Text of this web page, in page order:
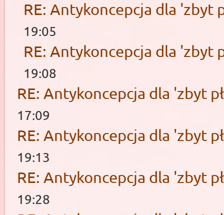
RE: Antykoncepcja dla 'zbyt
19:05
RE: Antykoncepcja dla 'zbyt
19:08
RE: Antykoncepcja dla 'zbyt
17:09
RE: Antykoncepcja dla 'zbyt
19:13
RE: Antykoncepcja dla 'zbyt
19:28